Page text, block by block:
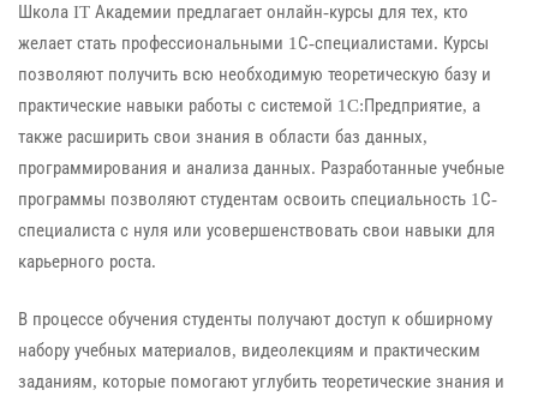
Школа IT Академии предлагает онлайн-курсы для тех, кто
желает стать профессиональными 1С-специалистами. Курсы
позволяют получить всю необходимую теоретическую базу и
практические навыки работы с системой 1C:Предприятие, а
также расширить свои знания в области баз данных,
программирования и анализа данных. Разработанные учебные
программы позволяют студентам освоить специальность 1С-
специалиста с нуля или усовершенствовать свои навыки для
карьерного роста.
В процессе обучения студенты получают доступ к обширному
набору учебных материалов, видеолекциям и практическим
заданиям, которые помогают углубить теоретические знания и